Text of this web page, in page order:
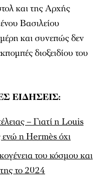
και της Αρχής
Βασιλείου
και συνεπώς δεν
διοξειδίου του
ΕΙΔΗΣΕΙΣ:
– Γιατί η Louis
η Hermès όχι
του κόσμου και
το 2024